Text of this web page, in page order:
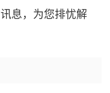
息，为您排忧解